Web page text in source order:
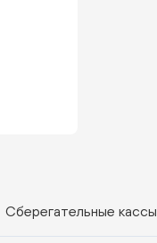
Сберегательные кассы